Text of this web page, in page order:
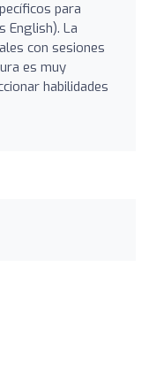
para
English). La
con sesiones
es muy
habilidades